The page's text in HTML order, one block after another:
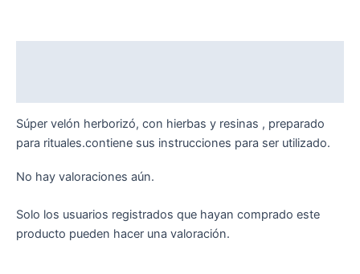
Súper velón herborizó, con hierbas y resinas , preparado
para rituales.contiene sus instrucciones para ser utilizado.
No hay valoraciones aún.
Solo los usuarios registrados que hayan comprado este
producto pueden hacer una valoración.